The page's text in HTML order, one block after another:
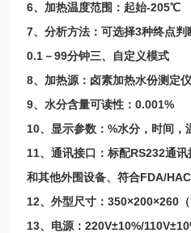
6、加热温度范围：起始-205℃
7、分析方法：可选择3种终点
0.1－99分钟三、自定义模式
8、加热源：卤素加热水份测定仪
9、水分含量可读性：0.001%
10、显示参数：%水分，时间，
11、通讯接口：标配RS232通
和其他外围设备、符合FDA/
12、外型尺寸：350×200×260（
13、电源：220V±10%/